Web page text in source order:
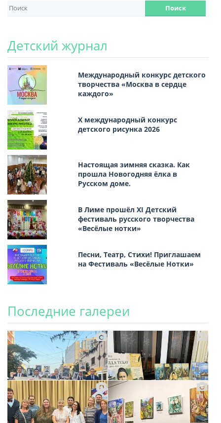
Детский журнал
Международный конкурс детского
творчества «Москва в сердце
каждого»
Х международный конкурс
детского рисунка 2026
Настоящая зимняя сказка. Как
прошла Новогодняя ёлка в
Русском доме.
В Лиме прошёл XI Детский
фестиваль русского творчества
«Весёлые нотки»
Песни, Театр, Стихи! Приглашаем
на Фестиваль «Весёлые Нотки»
Последние галереи